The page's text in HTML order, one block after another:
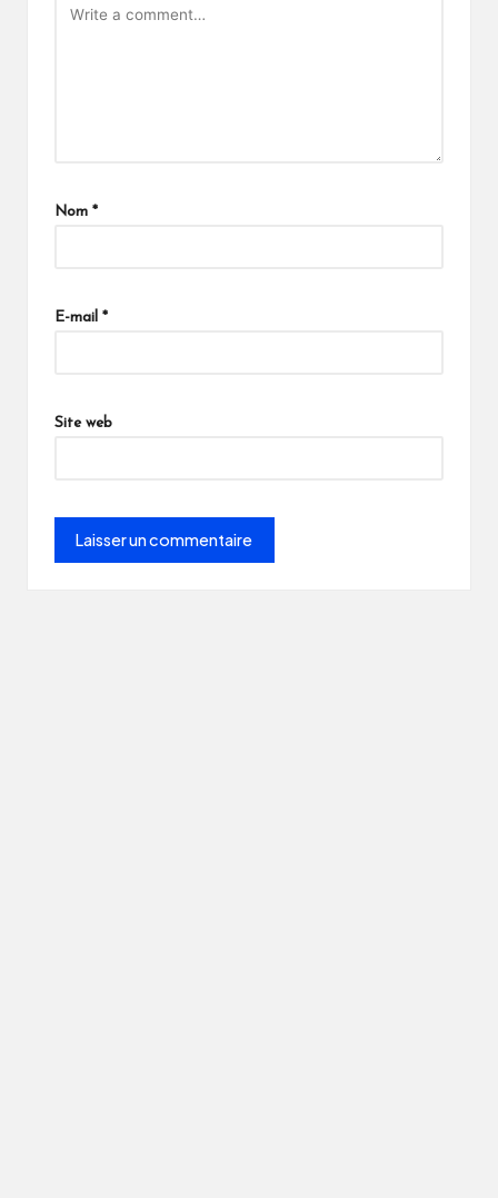
Nom *
E-mail *
Site web